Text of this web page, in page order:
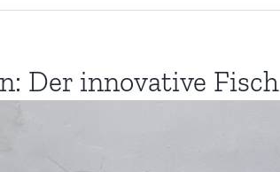
Der innovative Fisch